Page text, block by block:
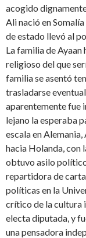
acogido
Ali nació en
de estado llevó al
La familia de Ayaan
religioso del que
familia se asentó
trasladarse
aparentemente fue
lejano la esperaba
escala en
hacia Holanda, con
obtuvo asilo
repartidora de
políticas en la
crítico de la cultura
electa diputada, y
una pensadora